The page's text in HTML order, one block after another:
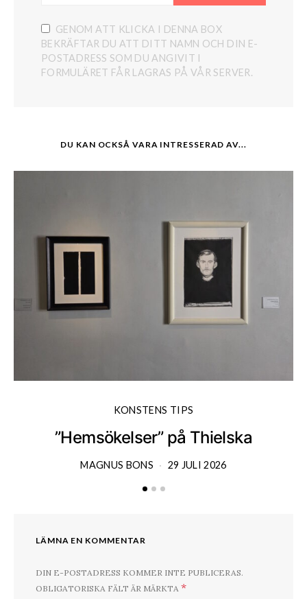
GENOM ATT KLICKA I DENNA BOX
BEKRÄFTAR DU ATT DITT NAMN OCH DIN E-
POSTADRESS SOM DU ANGIVIT I
FORMULÄRET FÅR LAGRAS PÅ VÅR SERVER.
DU KAN OCKSÅ VARA INTRESSERAD AV...
KONSTENS TIPS
”Hemsökelser” på Thielska
MAGNUS BONS 29 JULI 2026
LÄMNA EN KOMMENTAR
DIN E-POSTADRESS KOMMER INTE PUBLICERAS.
OBLIGATORISKA FÄLT ÄR MÄRKTA *